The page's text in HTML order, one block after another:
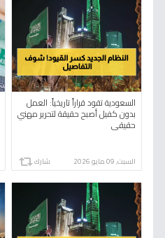
السعودية تقود قراراً تاريخياً: العمل
بدون كفيل أصبح حقيقة لتحرير مهني
حقيقي
السبت, 09 مايو 2026 شارك